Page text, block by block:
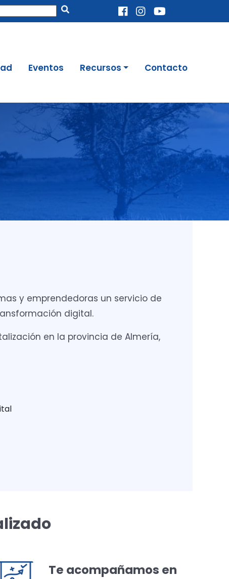
Enviar
Eventos Recursos Contacto
y emprendedoras un servicio de
digital.
en la provincia de Almería,
Te acompañamos en